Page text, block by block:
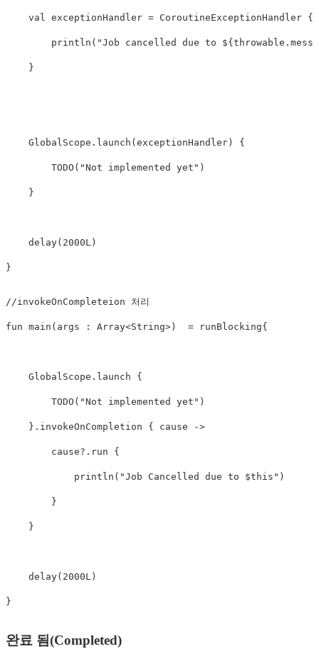
val exceptionHandler = CoroutineExceptionHandler {
println ( "Job cancelled due to ${ throwable .
}
    GlobalScope
. launch ( exceptionHandler ) {
TODO ( "Not implemented yet" )
}
delay( 2000L )
}
//invokeOnCompleteion 처리
fun main ( args : Array<String> ) = runBlocking{
    GlobalScope
. launch {
TODO ( "Not implemented yet" )
} . invokeOnCompletion { cause ->
        cause
? . run {
println ( "Job Cancelled due to $this " )
}
}
delay( 2000L )
}
완료 됨(Completed)